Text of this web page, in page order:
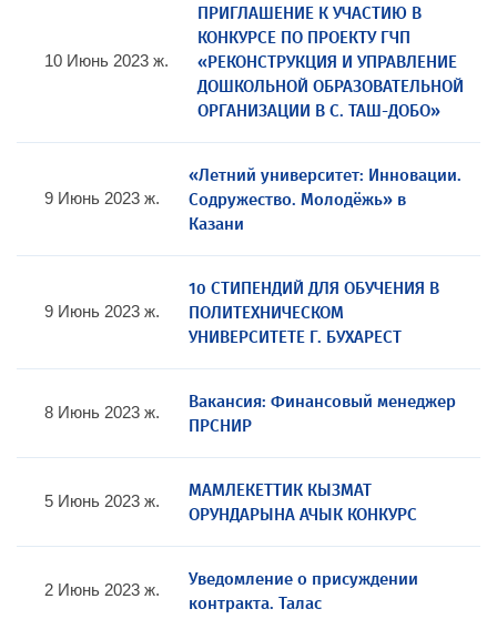
10 Июнь 2023 ж.
ПРИГЛАШЕНИЕ К УЧАСТИЮ В
КОНКУРСЕ ПО ПРОЕКТУ ГЧП
«РЕКОНСТРУКЦИЯ И УПРАВЛЕНИЕ
ДОШКОЛЬНОЙ ОБРАЗОВАТЕЛЬНОЙ
ОРГАНИЗАЦИИ В С. ТАШ-ДОБО»
9 Июнь 2023 ж.
«Летний университет: Инновации.
Содружество. Молодёжь» в
Казани
9 Июнь 2023 ж.
10 СТИПЕНДИЙ ДЛЯ ОБУЧЕНИЯ В
ПОЛИТЕХНИЧЕСКОМ
УНИВЕРСИТЕТЕ Г. БУХАРЕСТ
8 Июнь 2023 ж.
Вакансия: Финансовый менеджер
ПРСНИР
5 Июнь 2023 ж.
МАМЛЕКЕТТИК КЫЗМАТ
ОРУНДАРЫНА АЧЫК КОНКУРС
2 Июнь 2023 ж.
Уведомление о присуждении
контракта. Талас